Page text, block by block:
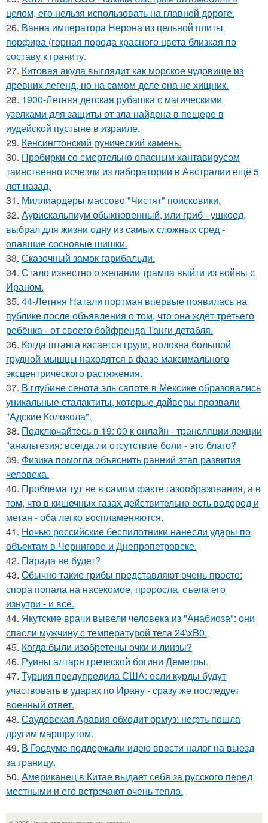
целом, его нельзя использовать на главной дороге.
26. Ванна императора Нерона из цельной плиты
порфира (горная порода красного цвета близкая по
составу к граниту.
27. Китовая акула выглядит как морское чудовище из
древних легенд, но на самом деле она не хищник.
28. 1900-Летняя детская рубашка с магическими
узелками для защиты от зла найдена в пещере в
иудейской пустыне в израиле.
29. Кенсингтонский рунический камень.
30. Пробирки со смертельно опасным хантавирусом
таинственно исчезли из лаборатории в Австралии ещё 5
лет назад.
31. Миллиардеры массово "Чистят" поисковики.
32. Аурискальпиум обыкновенный, или гриб - ушкоед,
выбрал для жизни одну из самых сложных сред -
опавшие сосновые шишки.
33. Сказочный замок гарибальди.
34. Стало известно о желании трампа выйти из войны с
Ираном.
35. 44-Летняя Натали портман впервые появилась на
публике после объявления о том, что она ждёт третьего
ребёнка - от своего бойфренда Танги детабля.
36. Когда штанга касается груди, волокна большой
грудной мышцы находятся в фазе максимального
эксцентрического растяжения.
37. В глубине сенота эль сапоте в Мексике образовались
уникальные сталактиты, которые дайверы прозвали
"Адские Колокола".
38. Подключайтесь в 19: 00 к онлайн - трансляции лекции
"анальгезия: всегда ли отсутствие боли - это благо?
39. Физика помогла объяснить ранний этап развития
человека.
40. Проблема тут не в самом факте газообразования, а в
том, что в кишечных газах действительно есть водород и
метан - оба легко воспламеняются.
41. Ночью российские беспилотники нанесли удары по
объектам в Чернигове и Днепропетровске.
42. Парада не будет?
43. Обычно такие грибы представляют очень просто:
спора попала на насекомое, проросла, съела его
изнутри - и всё.
44. Якутские врачи вывели человека из "Анабиоза": они
спасли мужчину с температурой тела 24\xB0.
45. Когда были изобретены очки и линзы?
46. Руины алтаря греческой богини Деметры.
47. Турция предупредила США: если курды будут
участвовать в ударах по Ирану - сразу же последует
военный ответ.
48. Саудовская Аравия обходит ормуз: нефть пошла
другим маршрутом.
49. В Госдуме поддержали идею ввести налог на выезд
за границу.
50. Американец в Китае выдает себя за русского перед
местными и его встречают очень тепло.